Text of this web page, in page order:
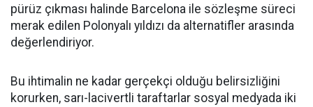
pürüz çıkması halinde Barcelona ile sözleşme süreci
merak edilen Polonyalı yıldızı da alternatifler arasında
değerlendiriyor.
Bu ihtimalin ne kadar gerçekçi olduğu belirsizliğini
korurken, sarı-lacivertli taraftarlar sosyal medyada iki